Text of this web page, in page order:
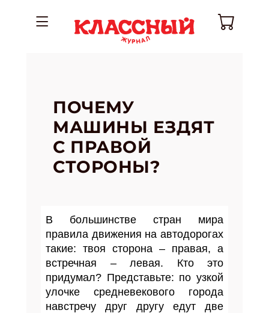
ПОЧЕМУ
МАШИНЫ ЕЗДЯТ
С ПРАВОЙ
СТОРОНЫ?
В большинстве стран мира
правила движения на автодорогах
такие: твоя сторона – правая, а
встречная – левая. Кто это
придумал? Представьте: по узкой
улочке средневекового города
навстречу друг другу едут две